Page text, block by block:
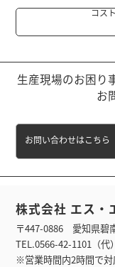
コス
生産現場のお困り
お
お問い合わせはこちら
株式会社 エス・
〒447-0886 愛知県碧
TEL.0566-42-1101（
※営業時間内2時間で